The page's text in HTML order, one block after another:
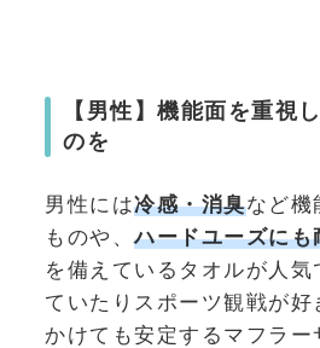
【男性】機能面を重視
のを
男性には冷感・消臭など機
ものや、ハードユーズにも
を備えているタオルが人気
ていたりスポーツ観戦が好
かけても安定するマフラー